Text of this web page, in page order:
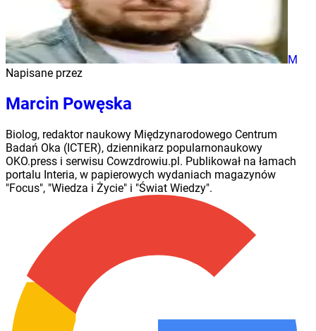
M
Napisane przez
Marcin Powęska
Biolog, redaktor naukowy Międzynarodowego Centrum
Badań Oka (ICTER), dziennikarz popularnonaukowy
OKO.press i serwisu Cowzdrowiu.pl. Publikował na łamach
portalu Interia, w papierowych wydaniach magazynów
"Focus", "Wiedza i Życie" i "Świat Wiedzy".